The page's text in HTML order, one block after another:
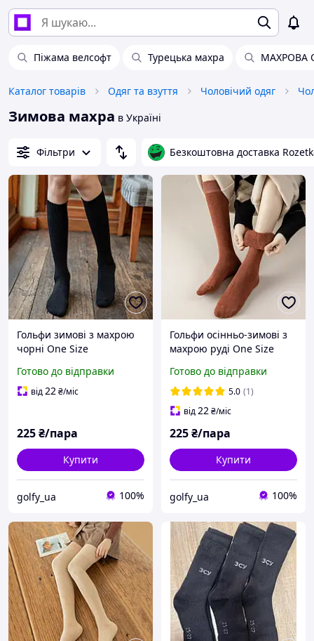
Піжама велсофт Турецька махра МАХРОВА
Каталог товарів Одяг та взуття Чоловічий одяг
Зимова махра в Україні
Фільтри Безкоштовна доставка
Гольфи зимові з махрою
чорні One Size
Готово до відправки
від22₴/міс
225₴/пара
Купити
golfy_ua 100%
Гольфи осінньо-зимові з
махрою руді One Size
Готово до відправки
5.0 (1)
від22₴/міс
225₴/пара
Купити
golfy_ua 100%